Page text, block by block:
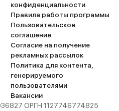
конфиденциальности
Правила работы программы
Пользовательское
соглашение
Согласие на получение
рекламных рассылок
Политика для контента,
генерируемого
пользователями
Вакансии
ОРГН 1127746774825